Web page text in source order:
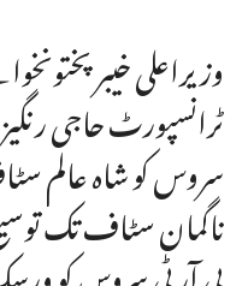
وزیراعلی
ٹرانسپورٹ حاجی
سروس کو شاہ عالم
ناگمان سٹاف تک